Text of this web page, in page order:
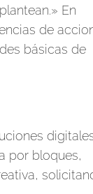
En
de
básicas de
por bloques,